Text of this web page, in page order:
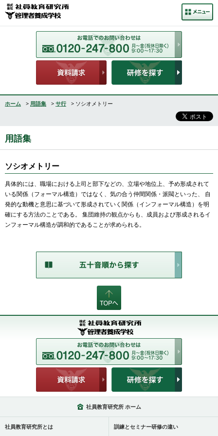
ホーム > 用語集 > サ行 > ソシオメトリー
用語集
ソシオメトリー
具体的には、職場における上司と部下などの、立場や地位上、予め形成されて
いる関係（フォーマル構造）ではなく、気の合う仲間関係・派閥といった、 自
発的な動機と意思に基づいて形成されていく関係（インフォーマル構造）を明
確にする方法のことである。 集団維持の観点からも、成員および形成されるイ
ンフォーマル構造が調和的であることが求められる。
社員教育研究所 ホーム
社員教育研究所とは 訓練とセミナー研修の違い